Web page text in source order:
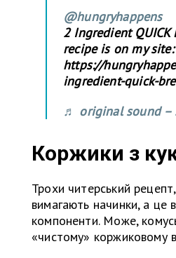
@hungryhappens
2 Ingredient QUICK
recipe is on my site:
https://
ingredient-quick-
♬ original sound –
Коржики з
Трохи читерський
вимагають начинки, а це
компоненти. Може,
«чистому» коржиковому